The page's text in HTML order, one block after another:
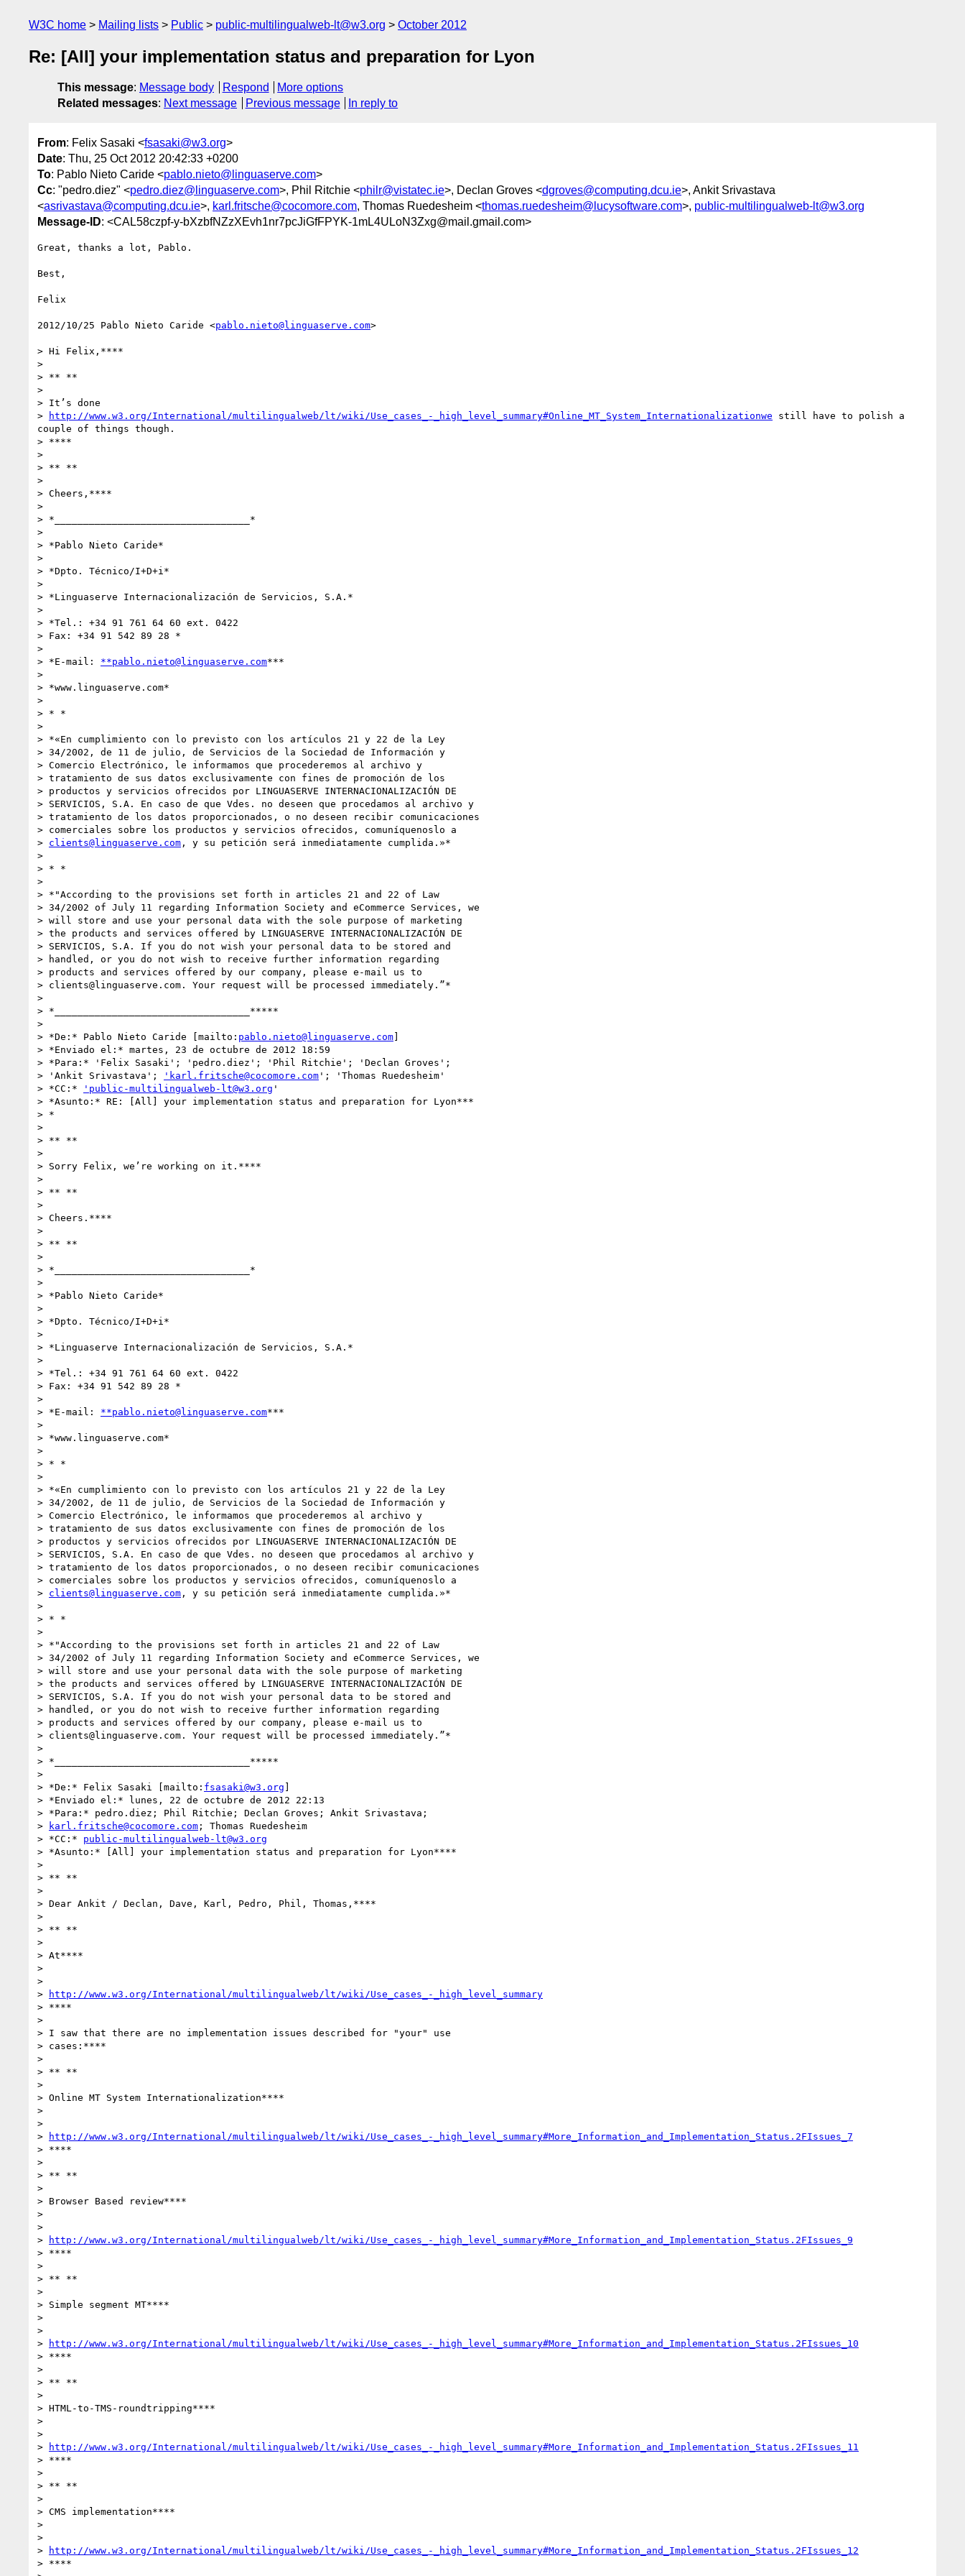
W3C home Mailing lists Public public-multilingualweb-lt@w3.org October 2012
Re: [All] your implementation status and preparation for Lyon
This message: Message body Respond
More options
Related messages: Next message Previous message In reply to
From: Felix Sasaki <fsasaki@w3.org>
Date: Thu, 25 Oct 2012 20:42:33 +0200
To: Pablo Nieto Caride <pablo.nieto@linguaserve.com>
Cc: "pedro.diez" <pedro.diez@linguaserve.com>, Phil Ritchie <philr@vistatec.ie>, Declan Groves <dgroves@computing.dcu.ie>, Ankit Srivastava
<asrivastava@computing.dcu.ie>, karl.fritsche@cocomore.com, Thomas Ruedesheim <thomas.ruedesheim@lucysoftware.com>, public-multilingualweb-lt@w3.org
Message-ID: <CAL58czpf-y-bXzbfNZzXEvh1nr7pcJiGfFPYK-1mL4ULoN3Zxg@mail.gmail.com>
Great, thanks a lot, Pablo.
Best,
Felix
2012/10/25 Pablo Nieto Caride <pablo.nieto@linguaserve.com>
> Hi Felix,****
>
> ** **
>
> It’s done
>
http://www.w3.org/International/multilingualweb/lt/wiki/Use_cases_-_high_level_summary#Online_MT_System_Internationalizationwe still have to polish a
couple of things though.
> ****
>
> ** **
>
> Cheers,****
>
> *__________________________________*
>
> *Pablo Nieto Caride*
>
> *Dpto. Técnico/I+D+i*
>
> *Linguaserve Internacionalización de Servicios, S.A.*
>
> *Tel.: +34 91 761 64 60 ext. 0422
> Fax: +34 91 542 89 28 *
>
> *E-mail: **pablo.nieto@linguaserve.com***
>
> *www.linguaserve.com*
>
> * *
>
> *«En cumplimiento con lo previsto con los artículos 21 y 22 de la Ley
> 34/2002, de 11 de julio, de Servicios de la Sociedad de Información y
> Comercio Electrónico, le informamos que procederemos al archivo y
> tratamiento de sus datos exclusivamente con fines de promoción de los
> productos y servicios ofrecidos por LINGUASERVE INTERNACIONALIZACIÓN DE
> SERVICIOS, S.A. En caso de que Vdes. no deseen que procedamos al archivo y
> tratamiento de los datos proporcionados, o no deseen recibir comunicaciones
> comerciales sobre los productos y servicios ofrecidos, comuníquenoslo a
> clients@linguaserve.com , y su petición será inmediatamente cumplida.»*
>
> * *
>
> *"According to the provisions set forth in articles 21 and 22 of Law
> 34/2002 of July 11 regarding Information Society and eCommerce Services, we
> will store and use your personal data with the sole purpose of marketing
> the products and services offered by LINGUASERVE INTERNACIONALIZACIÓN DE
> SERVICIOS, S.A. If you do not wish your personal data to be stored and
> handled, or you do not wish to receive further information regarding
> products and services offered by our company, please e-mail us to
> clients@linguaserve.com. Your request will be processed immediately.”*
>
> *__________________________________*****
>
> *De:* Pablo Nieto Caride [mailto: pablo.nieto@linguaserve.com]
> *Enviado el:* martes, 23 de octubre de 2012 18:59
> *Para:* 'Felix Sasaki'; 'pedro.diez'; 'Phil Ritchie'; 'Declan Groves';
> 'Ankit Srivastava';
'karl.fritsche@cocomore.com '; 'Thomas Ruedesheim'
> *CC:*
'public-multilingualweb-lt@w3.org '
> *Asunto:* RE: [All] your implementation status and preparation for Lyon***
> *
>
> ** **
>
> Sorry Felix, we’re working on it.****
>
> ** **
>
> Cheers.****
>
> ** **
>
> *__________________________________*
>
> *Pablo Nieto Caride*
>
> *Dpto. Técnico/I+D+i*
>
> *Linguaserve Internacionalización de Servicios, S.A.*
>
> *Tel.: +34 91 761 64 60 ext. 0422
> Fax: +34 91 542 89 28 *
>
> *E-mail: **pablo.nieto@linguaserve.com***
>
> *www.linguaserve.com*
>
> * *
>
> *«En cumplimiento con lo previsto con los artículos 21 y 22 de la Ley
> 34/2002, de 11 de julio, de Servicios de la Sociedad de Información y
> Comercio Electrónico, le informamos que procederemos al archivo y
> tratamiento de sus datos exclusivamente con fines de promoción de los
> productos y servicios ofrecidos por LINGUASERVE INTERNACIONALIZACIÓN DE
> SERVICIOS, S.A. En caso de que Vdes. no deseen que procedamos al archivo y
> tratamiento de los datos proporcionados, o no deseen recibir comunicaciones
> comerciales sobre los productos y servicios ofrecidos, comuníquenoslo a
> clients@linguaserve.com , y su petición será inmediatamente cumplida.»*
>
> * *
>
> *"According to the provisions set forth in articles 21 and 22 of Law
> 34/2002 of July 11 regarding Information Society and eCommerce Services, we
> will store and use your personal data with the sole purpose of marketing
> the products and services offered by LINGUASERVE INTERNACIONALIZACIÓN DE
> SERVICIOS, S.A. If you do not wish your personal data to be stored and
> handled, or you do not wish to receive further information regarding
> products and services offered by our company, please e-mail us to
> clients@linguaserve.com. Your request will be processed immediately.”*
>
> *__________________________________*****
>
> *De:* Felix Sasaki [mailto: fsasaki@w3.org ]
> *Enviado el:* lunes, 22 de octubre de 2012 22:13
> *Para:* pedro.diez; Phil Ritchie; Declan Groves; Ankit Srivastava;
>
karl.fritsche@cocomore.com ; Thomas Ruedesheim
> *CC:* public-multilingualweb-lt@w3.org
> *Asunto:* [All] your implementation status and preparation for Lyon****
>
> ** **
>
> Dear Ankit / Declan, Dave, Karl, Pedro, Phil, Thomas,****
>
> ** **
>
> At****
>
>
>
http://www.w3.org/International/multilingualweb/lt/wiki/Use_cases_-_high_level_summary
> ****
>
> I saw that there are no implementation issues described for "your" use
> cases:****
>
> ** **
>
> Online MT System Internationalization****
>
>
>
http://www.w3.org/International/multilingualweb/lt/wiki/Use_cases_-_high_level_summary#More_Information_and_Implementation_Status.2FIssues_7
> ****
>
> ** **
>
> Browser Based review****
>
>
>
http://www.w3.org/International/multilingualweb/lt/wiki/Use_cases_-_high_level_summary#More_Information_and_Implementation_Status.2FIssues_9
> ****
>
> ** **
>
> Simple segment MT****
>
>
>
http://www.w3.org/International/multilingualweb/lt/wiki/Use_cases_-_high_level_summary#More_Information_and_Implementation_Status.2FIssues_10
> ****
>
> ** **
>
> HTML-to-TMS-roundtripping****
>
>
>
http://www.w3.org/International/multilingualweb/lt/wiki/Use_cases_-_high_level_summary#More_Information_and_Implementation_Status.2FIssues_11
> ****
>
> ** **
>
> CMS implementation****
>
>
>
http://www.w3.org/International/multilingualweb/lt/wiki/Use_cases_-_high_level_summary#More_Information_and_Implementation_Status.2FIssues_12
> ****